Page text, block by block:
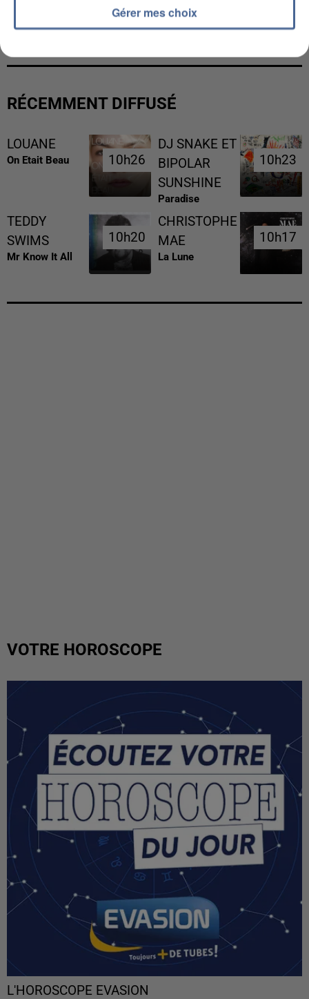
LES DONNÉES DE 300 000 CLIENTS DÉROBÉES À
INTERMARCHÉ APRÈS UNE...
RÉCEMMENT DIFFUSÉ
LOUANE
On Etait Beau 10h26
10h26
DJ SNAKE ET
BIPOLAR
SUNSHINE
Paradise
10h23
10h23
TEDDY
SWIMS
Mr Know It All
10h20
10h20
CHRISTOPHE
MAE
La Lune
10h17
10h17
VOTRE HOROSCOPE
L'HOROSCOPE EVASION
Gérer mes choix